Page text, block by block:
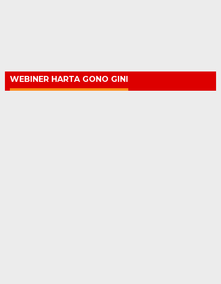
WEBINER HARTA GONO GINI